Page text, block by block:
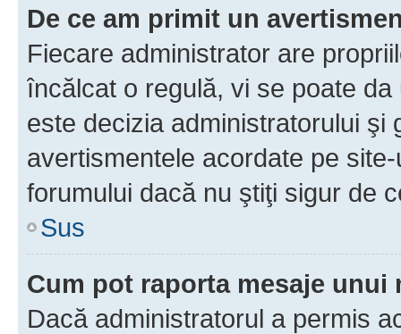
De ce am primit un
Fiecare administrator are
încălcat o regulă, vi se poate
este decizia administratorului şi
avertismentele acordate pe
forumului dacă nu ştiţi sigur de
Sus
Cum pot raporta mesaje unui
Dacă administratorul a permis